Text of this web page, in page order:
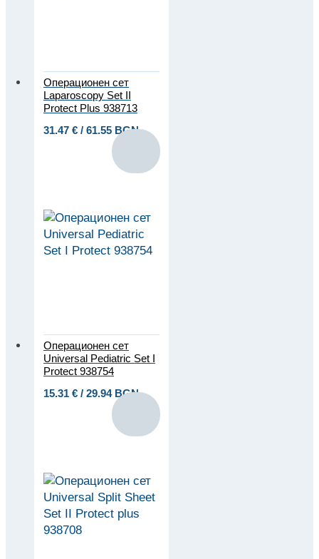
Операционен сет
Laparoscopy Set II
Protect Plus 938713
31.47 € / 61.55 BGN
Операционен сет
Universal Pediatric Set I
Protect 938754
15.31 € / 29.94 BGN